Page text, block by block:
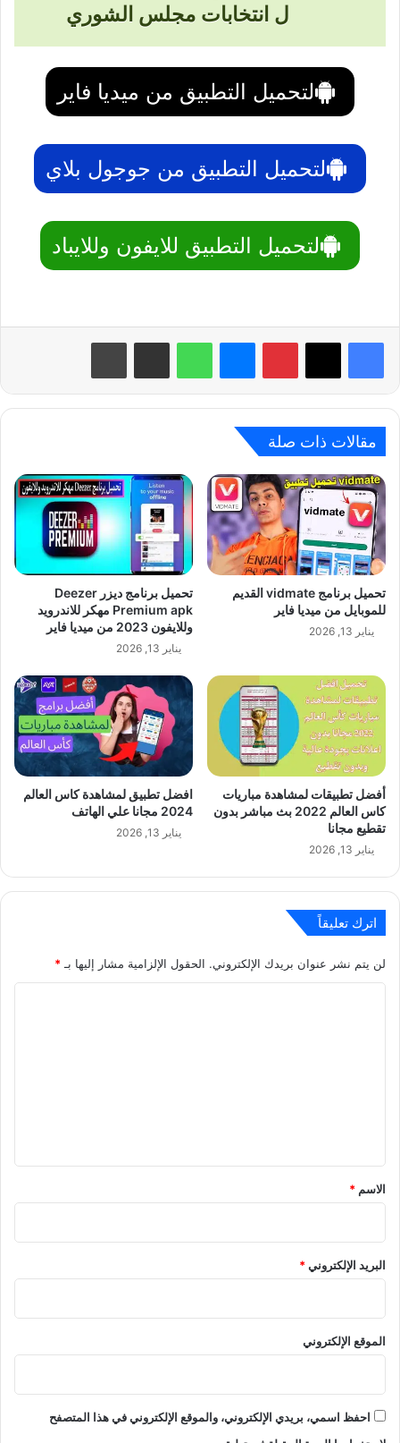
ل انتخابات مجلس الشوري
لتحميل التطبيق من ميديا فاير
لتحميل التطبيق من جوجول بلاي
لتحميل التطبيق للايفون وللايباد
بينتيريست واتساب
مقالات ذات صلة
تحميل برنامج vidmate القديم
للموبايل من ميديا فاير
يناير 13, 2026
تحميل برنامج ديزر Deezer
Premium apk مهكر للاندرويد
وللايفون 2023 من ميديا فاير
يناير 13, 2026
أفضل تطبيقات لمشاهدة مباريات
كاس العالم 2022 بث مباشر بدون
تقطيع مجانا
يناير 13, 2026
افضل تطبيق لمشاهدة كاس العالم
2024 مجانا علي الهاتف
يناير 13, 2026
اترك تعليقاً
لن يتم نشر عنوان بريدك الإلكتروني. الحقول الإلزامية مشار إليها بـ *
*
الاسم *
البريد الإلكتروني*
الموقع الإلكتروني
احفظ اسمي، بريدي الإلكتروني، والموقع الإلكتروني في هذا المتصفح